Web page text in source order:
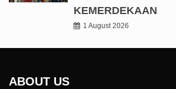
KEMERDEKAAN
1 August 2026
ABOUT US